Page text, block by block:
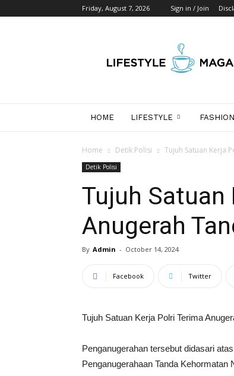
Friday, August 7, 2026 Sign in / Join
Indonesia
HOME LIFESTYLE FASHION
Home Detik Polisi Tujuh Satuan Kerja
Detik Polisi
Tujuh Satuan
Anugerah
By Admin - October 14, 2024
Facebook Twitter
Tujuh Satuan Kerja Polri Terima
Penganugerahan tersebut didasari
Penganugerahaan Tanda